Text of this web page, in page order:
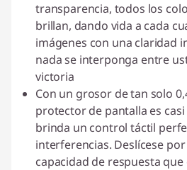
transparencia, todos los
brillan, dando vida a cada
imágenes con una claridad
nada se interponga entre
victoria
Con un grosor de tan solo
protector de pantalla es
brinda un control táctil
interferencias. Deslícese
capacidad de respuesta